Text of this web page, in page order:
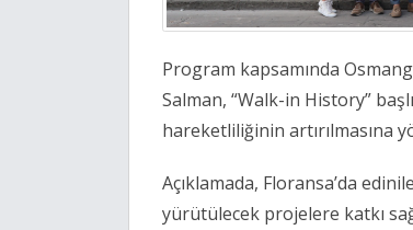
Program kapsamında
Salman, “Walk-in History”
hareketliliğinin artırılmasına
Açıklamada, Floransa’da
yürütülecek projelere katkı